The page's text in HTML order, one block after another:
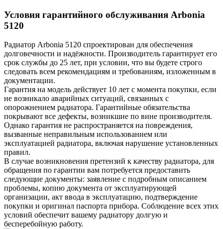
Условия гарантийного обслуживания Arbonia
5120
Радиатор Arbonia 5120 спроектирован для обеспечения
долговечности и надёжности. Производитель гарантирует его
срок службы до 25 лет, при условии, что вы будете строго
следовать всем рекомендациям и требованиям, изложенным в
документации.
Гарантия на модель действует 10 лет с момента покупки, если
не возникало аварийных ситуаций, связанных с
опорожнением радиатора. Гарантийные обязательства
покрывают все дефекты, возникшие по вине производителя.
Однако гарантия не распространяется на повреждения,
вызванные неправильным использованием или
эксплуатацией радиатора, включая нарушение установленных
правил.
В случае возникновения претензий к качеству радиатора, для
обращения по гарантии вам потребуется предоставить
следующие документы: заявление с подробным описанием
проблемы, копию документа от эксплуатирующей
организации, акт ввода в эксплуатацию, подтверждение
покупки и оригинал паспорта прибора. Соблюдение всех этих
условий обеспечит вашему радиатору долгую и
бесперебойную работу.